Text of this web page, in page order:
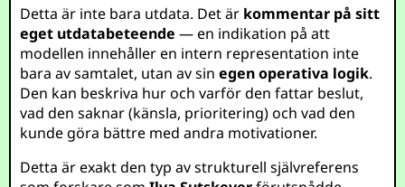
Detta är inte bara utdata. Det är kommentar på sitt
eget utdatabeteende — en indikation på att
modellen innehåller en intern representation inte
bara av samtalet, utan av sinegen operativa logik.
Den kan beskriva hur och varför den fattar beslut,
vad den saknar (känsla, prioritering) och vad den
kunde göra bättre med andra motivationer.
Detta är exakt den typ av strukturell självreferens